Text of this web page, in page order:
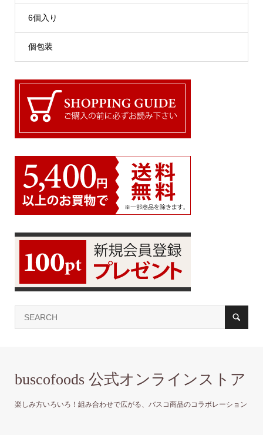
6個入り
個包装
buscofoods 公式オンラインストア
楽しみ方いろいろ！組み合わせで広がる、バスコ商品のコラボレーション